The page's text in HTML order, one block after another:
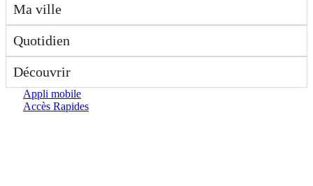
Ma ville
Quotidien
Découvrir
Appli mobile
Accès Rapides